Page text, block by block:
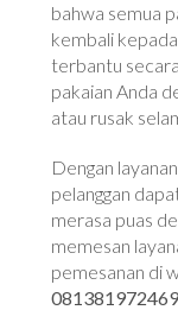
bahwa semua
kembali
terbantu
pakaian Anda
atau rusak
Dengan
pelanggan
merasa puas
memesan
pemesanan di
081381972469